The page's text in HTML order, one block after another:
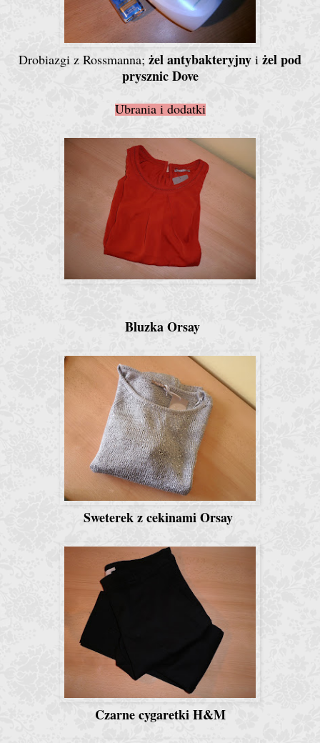
Drobiazgi z Rossmanna; żel antybakteryjny i żel pod
prysznic Dove
Ubrania i dodatki
Bluzka Orsay
Sweterek z cekinami Orsay
Czarne cygaretki H&M